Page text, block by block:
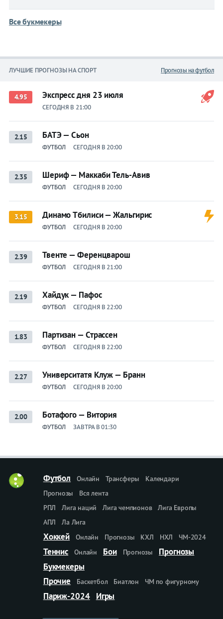
Все букмекеры
ЛУЧШИЕ ПРОГНОЗЫ НА СПОРТ Прогнозы на футбол
4.95 Экспресс дня 23 июля
СЕГОДНЯ В 21:00
2.15 БАТЭ — Сьон
ФУТБОЛ СЕГОДНЯ В 20:00
2.35 Шериф — Маккаби Тель-Авив
ФУТБОЛ СЕГОДНЯ В 20:00
3.15 Динамо Тбилиси — Жальгирис
ФУТБОЛ СЕГОДНЯ В 20:00
2.39 Твенте — Ференцварош
ФУТБОЛ СЕГОДНЯ В 21:00
2.19 Хайдук — Пафос
ФУТБОЛ СЕГОДНЯ В 22:00
1.83 Партизан — Страссен
ФУТБОЛ СЕГОДНЯ В 22:00
2.27 Университатя Клуж — Бранн
ФУТБОЛ СЕГОДНЯ В 20:00
2.00 Ботафого — Витория
ФУТБОЛ ЗАВТРА В 01:30
Футбол Онлайн Трансферы
Календари
Прогнозы
Вся лента
РПЛ
Лига наций Лига чемпионов
Лига Европы
АПЛ
Ла Лига
Хоккей Онлайн Прогнозы КХЛ НХЛ ЧМ-2024
Теннис Онлайн Бои Прогнозы
Прогнозы
Букмекеры
Прочие
Баскетбол Биатлон ЧМ по фигурному
Париж-2024 Игры